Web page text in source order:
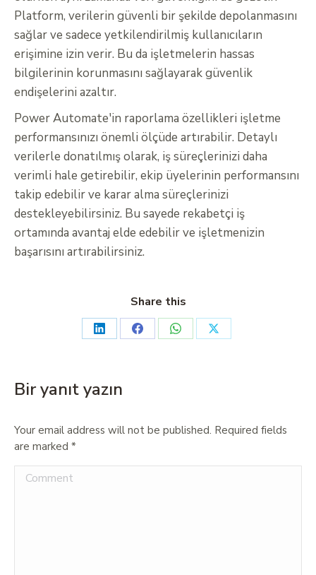
Platform, verilerin güvenli bir şekilde depolanmasını
sağlar ve sadece yetkilendirilmiş kullanıcıların
erişimine izin verir. Bu da işletmelerin hassas
bilgilerinin korunmasını sağlayarak güvenlik
endişelerini azaltır.
Power Automate'in raporlama özellikleri işletme
performansınızı önemli ölçüde artırabilir. Detaylı
verilerle donatılmış olarak, iş süreçlerinizi daha
verimli hale getirebilir, ekip üyelerinin performansını
takip edebilir ve karar alma süreçlerinizi
destekleyebilirsiniz. Bu sayede rekabetçi iş
ortamında avantaj elde edebilir ve işletmenizin
başarısını artırabilirsiniz.
Share this
Bir yanıt yazın
Your email address will not be published. Required fields
are marked *
Comment